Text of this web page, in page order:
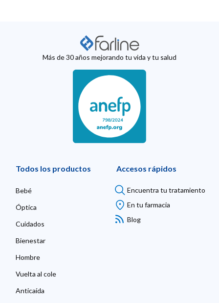
Más de 30 años mejorando tu vida y tu salud
Todos los productos
Bebé
Óptica
Cuidados
Bienestar
Hombre
Vuelta al cole
Anticaída
Accesos rápidos
Encuentra tu tratamiento
En tu farmacia
Blog